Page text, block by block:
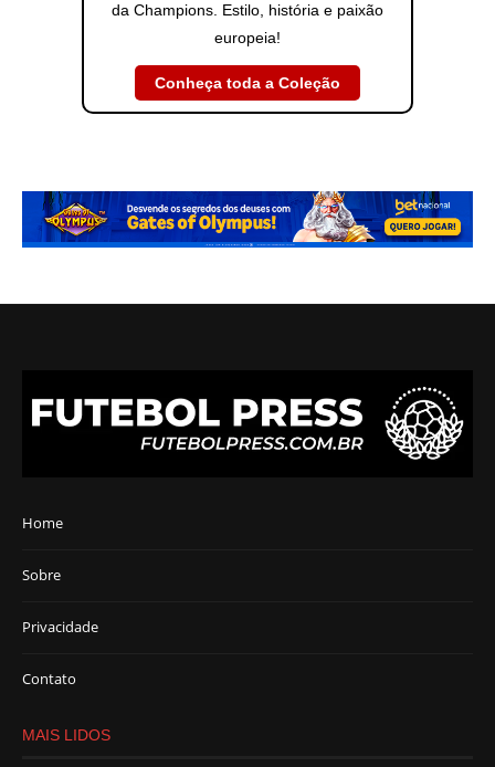
da Champions. Estilo, história e paixão
europeia!
Conheça toda a Coleção
Home
Sobre
Privacidade
Contato
MAIS LIDOS